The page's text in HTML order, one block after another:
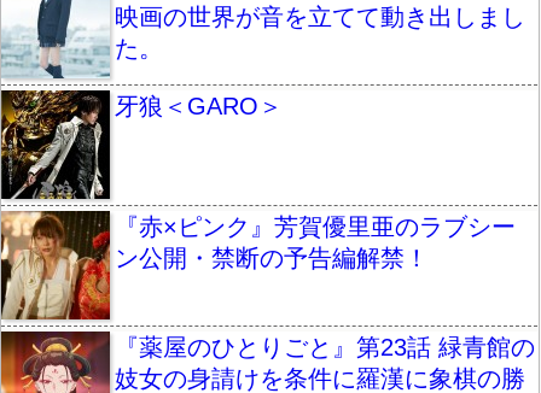
映画の世界が音を立てて動き出しまし
た。
牙狼＜GARO＞
『赤×ピンク』芳賀優里亜のラブシー
ン公開・禁断の予告編解禁！
『薬屋のひとりごと』第23話 緑青館の
妓女の身請けを条件に羅漢に象棋の勝